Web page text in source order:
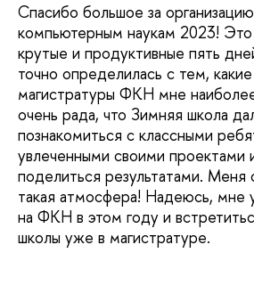
Спасибо большое за
компьютерным наукам 2023!
крутые и продуктивные пять
точно определилась с тем,
магистратуры ФКН мне
очень рада, что Зимняя школа
познакомиться с классными
увлеченными своими
поделиться результатами. Меня
такая атмосфера! Надеюсь, мне
на ФКН в этом году и
школы уже в магистратуре.